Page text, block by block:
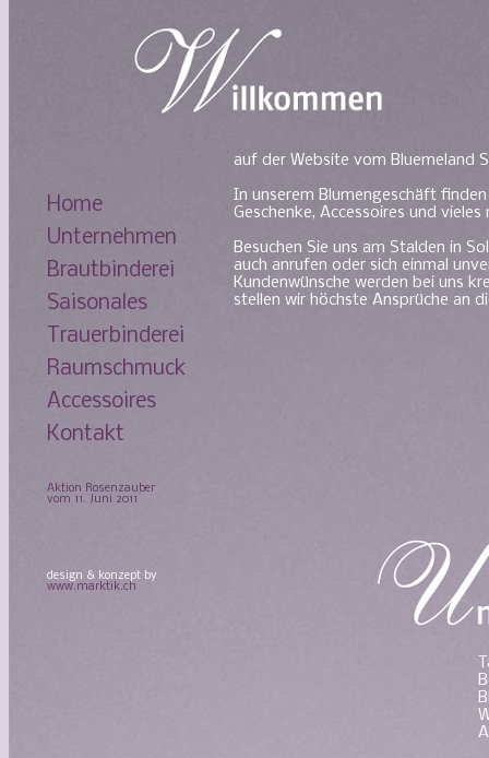
Home
Unternehmen
Brautbinderei
Saisonales
Trauerbinderei
Raumschmuck
Accessoires
Kontakt
Aktion Rosenzauber
vom 11. Juni 2011
design & konzept by
www.marktik.ch
auf der Website vom Bluemeland
In unserem Blumengeschäft
Geschenke, Accessoires und vieles
Besuchen Sie uns am Stalden in
auch anrufen oder sich einmal
Kundenwünsche werden bei uns
stellen wir höchste Ansprüche an